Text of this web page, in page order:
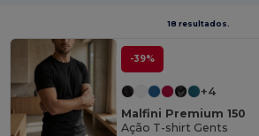
18 resultados.
-39%
+4
Malfini Premium 150
Ação T-shirt Gents